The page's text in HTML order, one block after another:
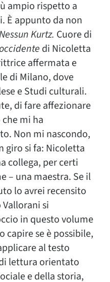
ampio rispetto a
È appunto da non
Kurtz. Cuore di
di Nicoletta
affermata e
di Milano, dove
e Studi culturali.
di fare affezionare
mi ha
Non mi nascondo,
giro si fa: Nicoletta
collega, per certi
– una maestra. Se il
lo avrei recensito
si
in questo volume
capire se è possibile,
al testo
lettura orientato
e della storia,